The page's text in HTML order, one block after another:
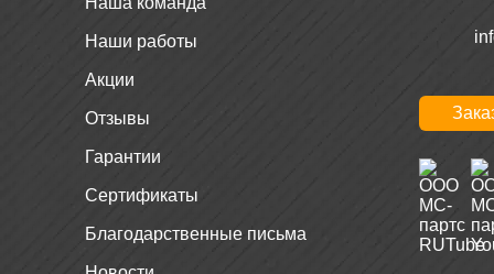
Наши работы
Акции
Отзывы
Гарантии
Сертификаты
Благодарственные письма